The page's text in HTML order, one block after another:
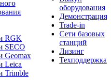
RGK
SECO
Geomax
Leica
Trimble
оборудования
Демонстрация
Trade-in
Сети базовых
станций
Лизинг
Техподдержка